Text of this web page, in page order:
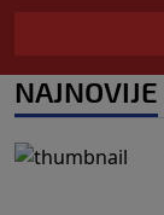
NAJNOVIJE